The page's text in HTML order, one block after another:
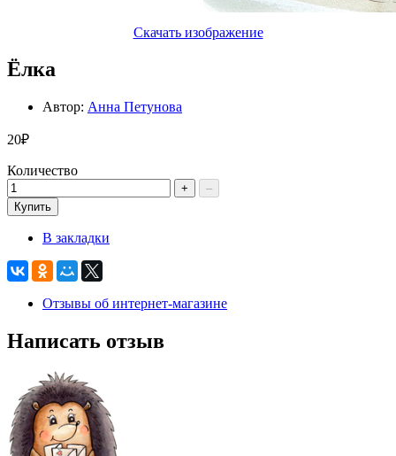
Скачать изображение
Ёлка
Автор: Анна Петунова
20₽
Количество
+
–
Купить
В закладки
Отзывы об интернет-магазине
Написать отзыв